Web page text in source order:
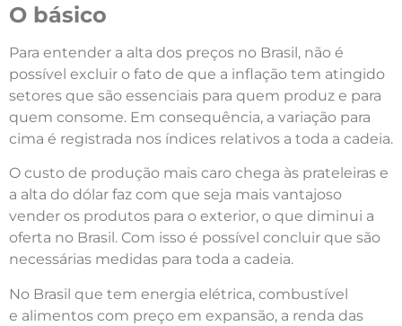
O básico
Para entender a alta dos preços no Brasil, não é
possível excluir o fato de que a inflação tem atingido
setores que são essenciais para quem produz e para
quem consome. Em consequência, a variação para
cima é registrada nos índices relativos a toda a cadeia.
O custo de produção mais caro chega às prateleiras e
a alta do dólar faz com que seja mais vantajoso
vender os produtos para o exterior, o que diminui a
oferta no Brasil. Com isso é possível concluir que são
necessárias medidas para toda a cadeia.
No Brasil que tem energia elétrica, combustível
e alimentos com preço em expansão, a renda das